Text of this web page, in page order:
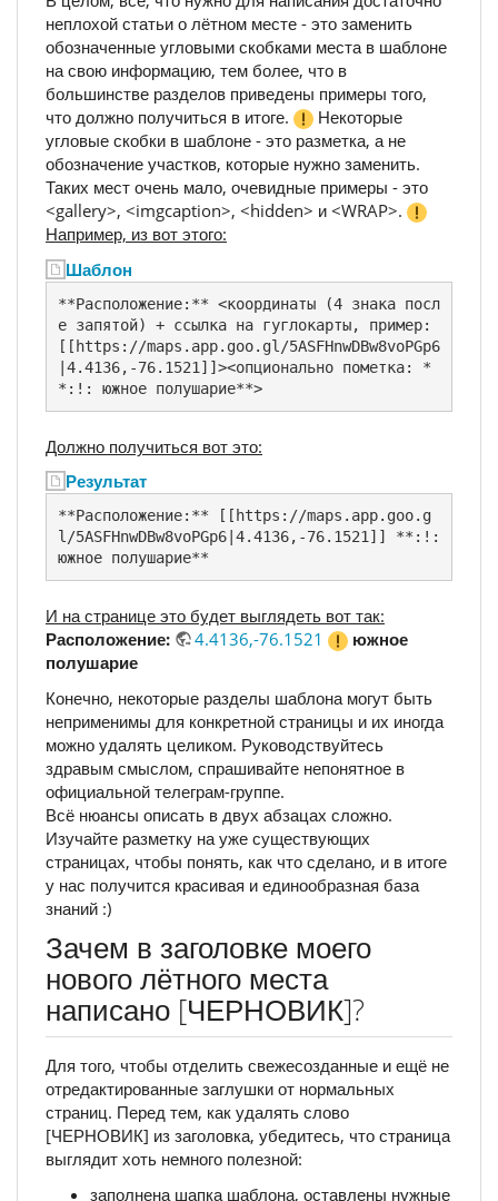
неплохой статьи о лётном месте - это заменить
обозначенные угловыми скобками места в шаблоне
на свою информацию, тем более, что в
большинстве разделов приведены примеры того,
что должно получиться в итоге.
Некоторые
угловые скобки в шаблоне - это разметка, а не
обозначение участков, которые нужно заменить.
Таких мест очень мало, очевидные примеры - это
<gallery>, <imgcaption>, <hidden> и <WRAP>.
Например, из вот этого:
Шаблон
**Расположение:** <координаты (4 знака посл
е запятой) + ссылка на гуглокарты, пример:
[[https://maps.app.goo.gl/5ASFHnwDBw8voPGp6
|4.4136,-76.1521]]><опционально пометка: *
*:!: южное полушарие**>
Должно получиться вот это:
Результат
**Расположение:** [[https://maps.app.goo.g
l/5ASFHnwDBw8voPGp6|4.4136,-76.1521]] **:!:
южное полушарие**
И на странице это будет выглядеть вот так:
Расположение:
4.4136,-76.1521
южное
полушарие
Конечно, некоторые разделы шаблона могут быть
неприменимы для конкретной страницы и их иногда
можно удалять целиком. Руководствуйтесь
здравым смыслом, спрашивайте непонятное в
официальной телеграм-группе.
Всё нюансы описать в двух абзацах сложно.
Изучайте разметку на уже существующих
страницах, чтобы понять, как что сделано, и в итоге
у нас получится красивая и единообразная база
знаний :)
Зачем в заголовке моего
нового лётного места
написано [ЧЕРНОВИК]?
Для того, чтобы отделить свежесозданные и ещё не
отредактированные заглушки от нормальных
страниц. Перед тем, как удалять слово
[ЧЕРНОВИК] из заголовка, убедитесь, что страница
выглядит хоть немного полезной:
заполнена шапка шаблона, оставлены нужные